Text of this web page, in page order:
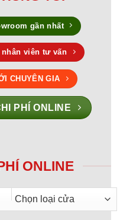
gần nhất
nhân viên tư vấn
CHUYÊN GIA
PHÍ ONLINE
ONLINE